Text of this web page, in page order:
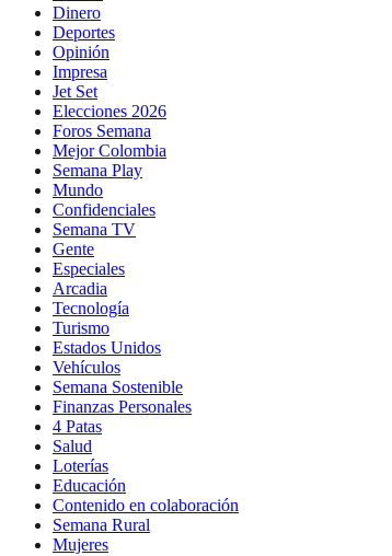
Dinero
Deportes
Opinión
Impresa
Jet Set
Elecciones 2026
Foros Semana
Mejor Colombia
Semana Play
Mundo
Confidenciales
Semana TV
Gente
Especiales
Arcadia
Tecnología
Turismo
Estados Unidos
Vehículos
Semana Sostenible
Finanzas Personales
4 Patas
Salud
Loterías
Educación
Contenido en colaboración
Semana Rural
Mujeres